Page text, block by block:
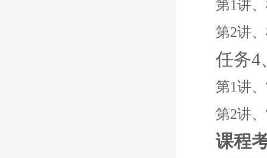
第1讲
第2讲
任务4
第1讲
第2讲
课程